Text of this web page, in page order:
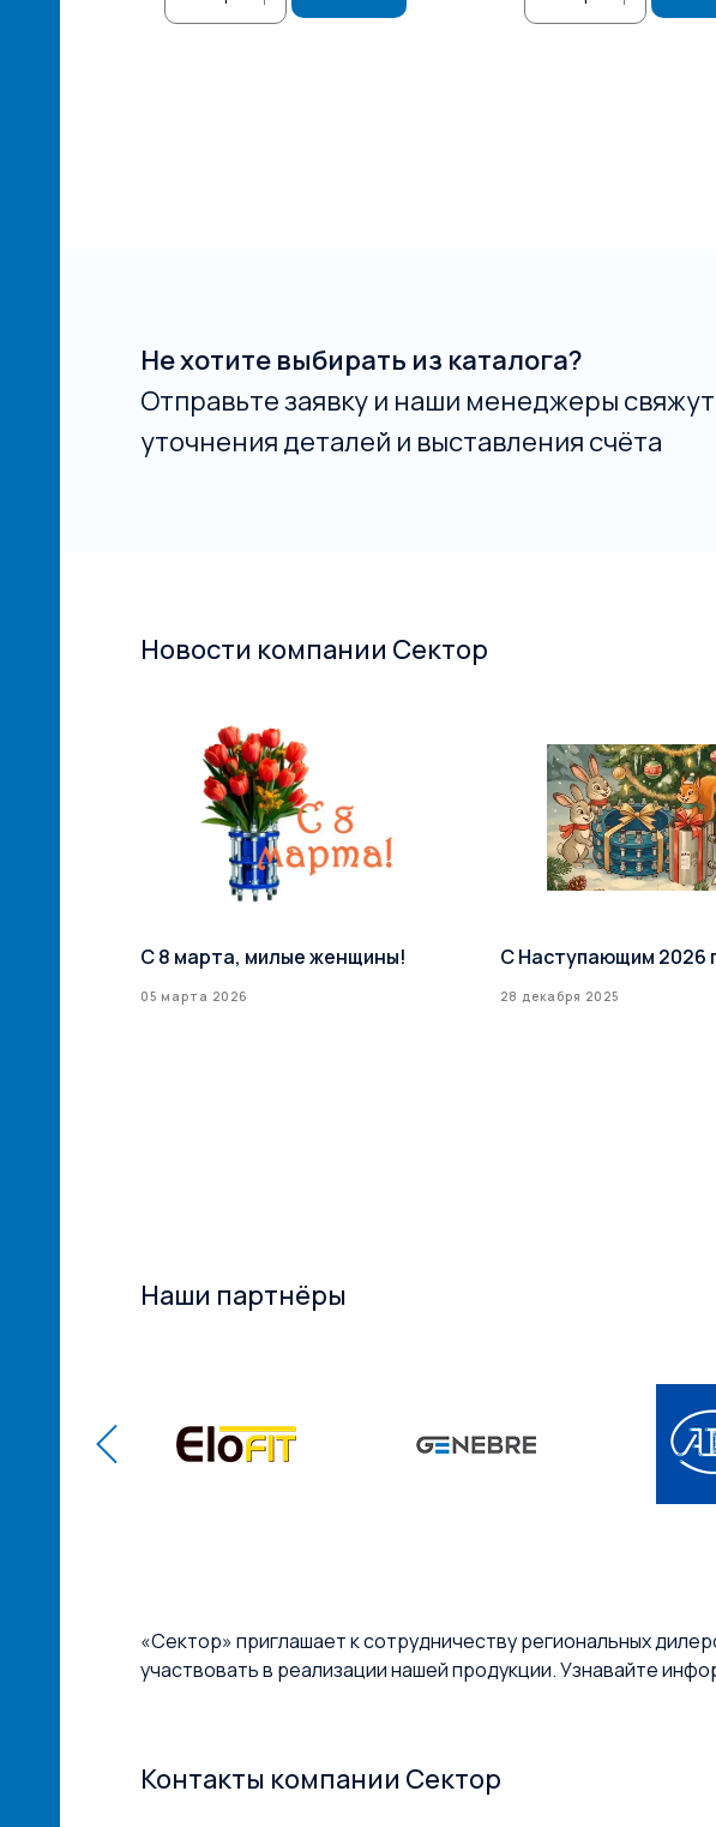
Не хотите выбирать из каталога?
Отправьте заявку и наши менеджеры
уточнения деталей и выставления счёта
Новости компании Сектор
С 8 марта, милые женщины!
05 марта 2026
С Наступающим 2026
28 декабря 2025
Наши партнёры
«Сектор» приглашает к сотрудничеству региональных
участвовать в реализации нашей продукции. Узнавайте
Контакты компании Сектор